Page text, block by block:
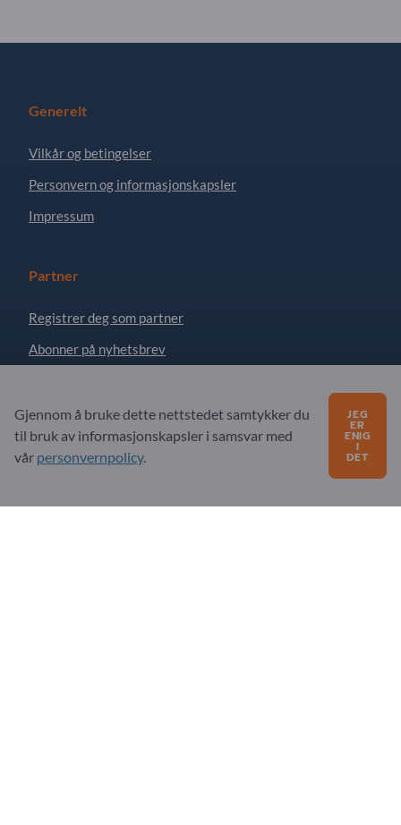
Generelt
Vilkår og betingelser
Personvern og informasjonskapsler
Impressum
Partner
Registrer deg som partner
Abonner på nyhetsbrev
Spørsmål?
Gjennom å bruke dette nettstedet samtykker du
til bruk av informasjonskapsler i samsvar med
vår personvernpolicy.
JEG
ER
ENIG
I
DET